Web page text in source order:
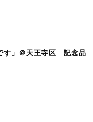
す」＠天王寺区 記念品